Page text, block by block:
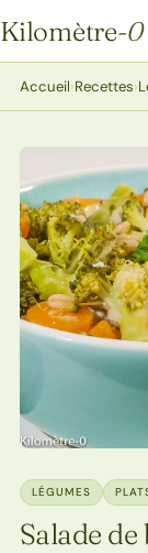
Kilomètre-0
Kilomètre-0
Accueil›Recettes›
LÉGUMES
Salade